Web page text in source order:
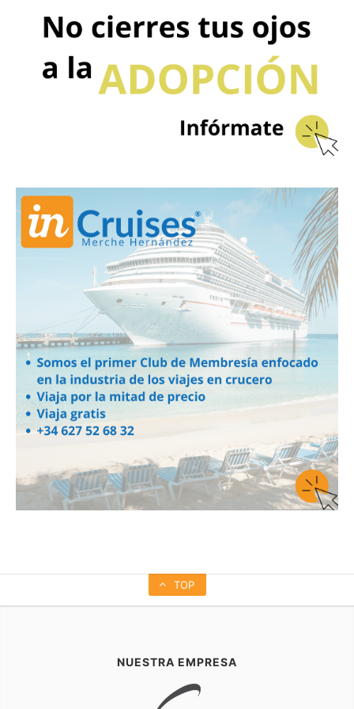
TOP
NUESTRA EMPRESA